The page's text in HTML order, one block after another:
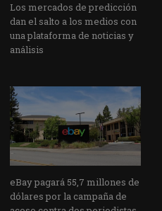
Los mercados de predicción
dan el salto a los medios con
una plataforma de noticias y
análisis
eBay pagará 55,7 millones de
dólares por la campaña de